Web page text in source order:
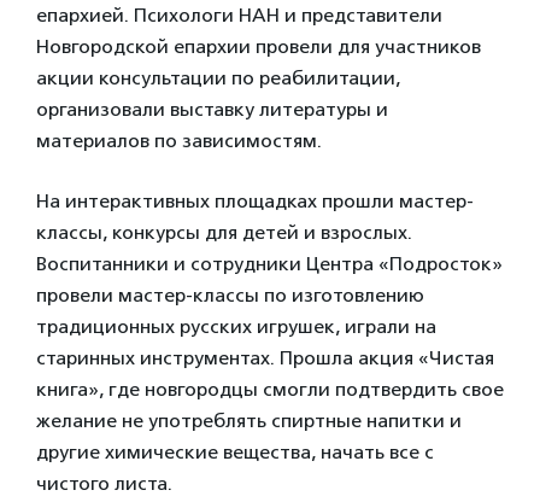
епархией. Психологи НАН и представители
Новгородской епархии провели для участников
акции консультации по реабилитации,
организовали выставку литературы и
материалов по зависимостям.
На интерактивных площадках прошли мастер-
классы, конкурсы для детей и взрослых.
Воспитанники и сотрудники Центра «Подросток»
провели мастер-классы по изготовлению
традиционных русских игрушек, играли на
старинных инструментах. Прошла акция «Чистая
книга», где новгородцы смогли подтвердить свое
желание не употреблять спиртные напитки и
другие химические вещества, начать все с
чистого листа.